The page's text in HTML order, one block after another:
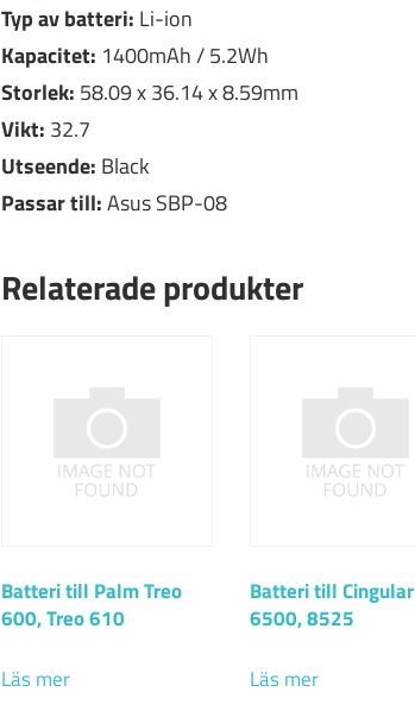
Typ av batteri: Li-ion
Kapacitet: 1400mAh / 5.2Wh
Storlek: 58.09 x 36.14 x 8.59mm
Vikt: 32.7
Utseende: Black
Passar till:Asus SBP-08
Relaterade produkter
Batteri till Palm Treo
600, Treo 610
Läs mer
Batteri till Cingular
6500, 8525
Läs mer